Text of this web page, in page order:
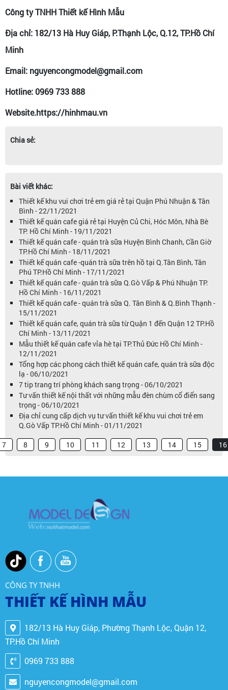
Công ty TNHH Thiết kế Hình Mẫu
Địa chỉ: 182/13 Hà Huy Giáp, P.Thạnh Lộc, Q.12, TP.Hồ Chí
Minh
Email: nguyencongmodel@gmail.com
Hotline: 0969 733 888
Website.https://hinhmau.vn
Chia sẻ:
Bài viết khác:
Thiết kế khu vui chơi trẻ em giá rẻ tại Quận Phú Nhuận & Tân
Bình - 22/11/2021
Thiết kế quán cafe giá rẻ tại Huyện Củ Chi, Hóc Môn, Nhà Bè
TP. Hồ Chí Minh - 19/11/2021
Thiết kế quán cafe - quán trà sữa Huyện Bình Chanh, Cần Giờ
TP.Hồ Chí Minh - 18/11/2021
Thiết kế quán cafe -quán trà sữa trên hồ tại Q.Tân Bình, Tân
Phú TP.Hồ Chí Minh - 17/11/2021
Thiết kế quán cafe - quán trà sữa Q.Gò Vấp & Phú Nhuận TP.
Hồ Chí Minh - 16/11/2021
Thiết kế quán cafe - quán trà sữa Q. Tân Bình & Q.Bình Thạnh -
15/11/2021
Thiết kế quán cafe, quán trà sữa từ Quận 1 đến Quận 12 TP.Hồ
Chí Minh - 13/11/2021
Mẫu thiết kế quán cafe vỉa hè tại TP.Thủ Đức Hồ Chí Minh -
12/11/2021
Tổng hợp các phong cách thiết kế quán cafe, quán trà sữa độc
lạ - 06/10/2021
7 tip trang trí phòng khách sang trọng - 06/10/2021
Tư vấn thiết kế nội thất với những mẫu đèn chùm cổ điển sang
trọng - 06/10/2021
Địa chỉ cung cấp dịch vụ tư vấn thiết kế khu vui chơi trẻ em
Q.Gò Vấp TP.Hồ Chí Minh - 01/11/2021
7 8 9 10 11 12 13 14 15 16
CÔNG TY TNHH
THIẾT KẾ HÌNH MẪU
182/13 Hà Huy Giáp, Phường Thạnh Lộc, Quận 12,
TP.Hồ Chí Minh
0969 733 888
nguyencongmodel@gmail.com